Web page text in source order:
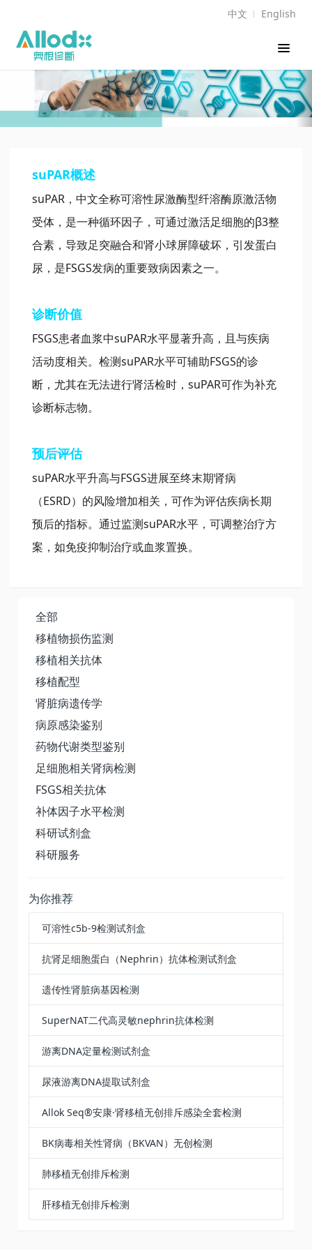
中文 English
suPAR概述
suPAR，中文全称可溶性尿激酶型纤溶酶原激活物
受体，是一种循环因子 ，可通过激活足细胞的β3整
合素，导致足突融合和肾小球屏障破坏，引发蛋白
尿，是FSGS发病的重要致病因素之一。
诊断价值
FSGS患者血浆中suPAR水平显著升高，且与疾病
活动度相关。检测suPAR水平可辅助FSGS的诊
断，尤其在无法进行肾活检时，suPAR可作为补充
诊断标志物。
预后评估
suPAR水平升高与FSGS进展至终末期肾病
（ESRD）的风险增加相关，可作为评估疾病长期
预后的指标。通过监测suPAR水平，可调整治疗方
案，如免疫抑制治疗或血浆置换。
全部
移植物损伤监测
移植相关抗体
移植配型
肾脏病遗传学
病原感染鉴别
药物代谢类型鉴别
足细胞相关肾病检测
FSGS相关抗体
补体因子水平检测
科研试剂盒
科研服务
为你推荐
可溶性c5b-9检测试剂盒
抗肾足细胞蛋白（Nephrin）抗体检测试剂盒
遗传性肾脏病基因检测
SuperNAT二代高灵敏nephrin抗体检测
游离DNA定量检测试剂盒
尿液游离DNA提取试剂盒​
Allok Seq®安康·肾移植无创排斥感染全套检测
BK病毒相关性肾病（BKVAN）无创检测
肺移植无创排斥检测
肝移植无创排斥检测